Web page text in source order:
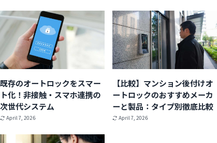
既存のオートロックをスマー
ト化！非接触・スマホ連携の
次世代システム
April 7, 2026
【比較】マンション後付けオ
ートロックのおすすめメーカ
ーと製品：タイプ別徹底比較
April 7, 2026